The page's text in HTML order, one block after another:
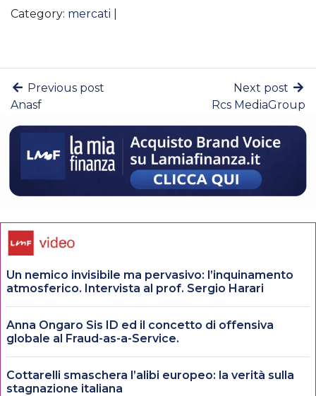
Category: mercati
Previous post
Anasf
Next post
Rcs MediaGroup
Un nemico invisibile ma pervasivo: l’inquinamento
atmosferico. Intervista al prof. Sergio Harari
Anna Ongaro Sis ID ed il concetto di offensiva
globale al Fraud-as-a-Service.
Cottarelli smaschera l’alibi europeo: la verità sulla
stagnazione italiana